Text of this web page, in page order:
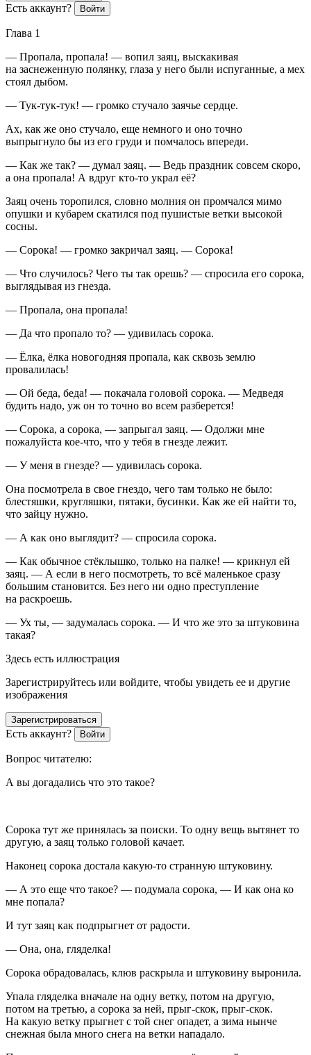
Есть аккаунт? Войти
Глава 1
— Пропала, пропала! — вопил заяц, выскакивая
на заснеженную полянку, глаза у него были испуганные, а мех
стоял дыбом.
— Тук-тук-тук! — громко стучало заячье сердце.
Ах, как же оно стучало, еще немного и оно точно
выпрыгнуло бы из его груди и помчалось впереди.
— Как же так? — думал заяц. — Ведь праздник совсем скоро,
а она пропала! А вдруг кто-то украл её?
Заяц очень торопился, словно молния он промчался мимо
опушки и кубарем скатился под пушистые ветки высокой
сосны.
— Сорока! — громко закричал заяц. — Сорока!
— Что случилось? Чего ты так орешь? — спросила его сорока,
выглядывая из гнезда.
— Пропала, она пропала!
— Да что пропало то? — удивилась сорока.
— Ёлка, ёлка новогодняя пропала, как сквозь землю
провалилась!
— Ой беда, беда! — покачала головой сорока. — Медведя
будить надо, уж он то точно во всем разберется!
— Сорока, а сорока, — запрыгал заяц. — Одолжи мне
пожалуйста кое-что, что у тебя в гнезде лежит.
— У меня в гнезде? — удивилась сорока.
Она посмотрела в свое гнездо, чего там только не было:
блестяшки, кругляшки, пятаки, бусинки. Как же ей найти то,
что зайцу нужно.
— А как оно выглядит? — спросила сорока.
— Как обычное стёклышко, только на палке! — крикнул ей
заяц. — А если в него посмотреть, то всё маленькое сразу
большим становится. Без него ни одно преступление
на раскроешь.
— Ух ты, — задумалась сорока. — И что же это за штуковина
такая?
Здесь есть иллюстрация
Зарегистрируйтесь или войдите, чтобы увидеть ее и другие
изображения
Зарегистрироваться
Есть аккаунт? Войти
Вопрос читателю:
А вы догадались что это такое?
Сорока тут же принялась за поиски. То одну вещь вытянет то
другую, а заяц только головой качает.
Наконец сорока достала какую-то странную штуковину.
— А это еще что такое? — подумала сорока, — И как она ко
мне попала?
И тут заяц как подпрыгнет от радости.
— Она, она, гляделка!
Сорока обрадовалась, клюв раскрыла и штуковину выронила.
Упала гляделка вначале на одну ветку, потом на другую,
потом на третью, а сорока за ней, прыг-скок, прыг-скок.
На какую ветку прыгнет с той снег опадет, а зима нынче
снежная была много снега на ветки нападало.